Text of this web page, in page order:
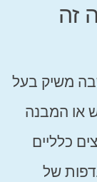
זה
משיק בעל
או המבנה
כלליים
של